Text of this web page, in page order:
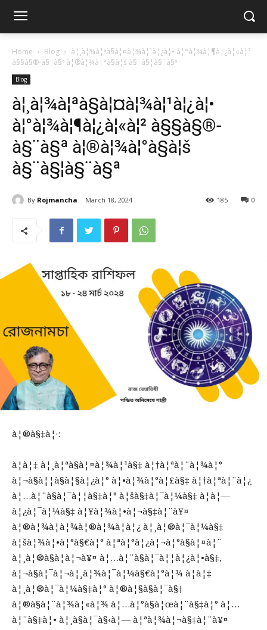
Home Blog
à¦¸à¦¾à¦ªà§à¦¤à¦¾à¦¹à¦¿à¦• à¦°à¦¾à¦¶à¦¿à¦«à¦²
à§§à§®-à§¨à§ª à¦®à¦¾à¦°à§à¦š à§¨à§¦à§¨à§ª
Blog
à¦¸à¦¾à¦ªà§à¦¤à¦¾à¦¹à¦¿à¦•
à¦°à¦¾à¦¶à¦¿à¦«à¦² à§§à§®-
à§¨à§ª à¦®à¦¾à¦°à§à¦š
à§¨à§¦à§¨à§ª
By Rojmancha March 18, 2024 0
185
à¦®à§‡à¦·:
à¦à¦‡ à¦¸à¦ªà§à¦¤à¦¾à¦¹à§‡ à¦†à¦ªà¦¨à¦¾à¦°
à¦¬à§à¦¦à§à¦§à¦¿à¦° à¦•à¦¾à¦°à¦£à§‡ à¦†à¦ªà¦¨à¦¿
à¦…à¦¨à§à¦¯à¦¦à§‡à¦° à¦šà§‡à¦¯à¦¼à§‡ à¦à¦—
à¦¿à¦¯à¦¼à§‡ à¦¥à¦¾à¦•à¦¬à§‡à¦¨à¥¤
à¦®à¦¾à¦à¦¾à¦®à¦¾à¦à¦¿ à¦¸à¦®à¦¯à¦¼à§‡
à¦šà¦¾à¦•à¦°à§€à¦° à¦ªà¦°à¦¿à¦¬à¦°à§à¦¤à¦¨
à¦¸à¦®à§à¦­à¦¬à¥¤ à¦…à¦¨à§à¦¯à¦¦à¦¿à¦•à§‡,
à¦¬à§à¦¯à¦¬à¦¸à¦¾à¦¯à¦¼à§€à¦°à¦¾ à¦à¦‡
à¦¸à¦®à¦¯à¦¼à§‡à¦° à¦®à¦§à§à¦¯à§‡
à¦®à§à¦¨à¦¾à¦«à¦¾ à¦…à¦°à§à¦œà¦¨à§‡à¦° à¦…
à¦¨à§‡à¦• à¦¸à§à¦¯à§‹à¦— à¦ªà¦¾à¦¬à§‡à¦¨à¥¤